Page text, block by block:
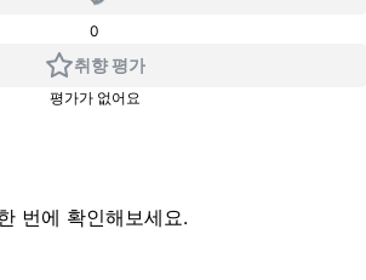
0
취향 평가
평가가 없어요
번에 확인해보세요.